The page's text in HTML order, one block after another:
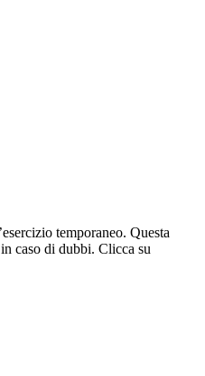
temporaneo. Questa
caso di dubbi. Clicca su